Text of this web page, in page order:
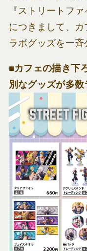
『ストリートフ
につきまして、
ラボグッズを一斉
■カフェの描き下
別なグッズが多数